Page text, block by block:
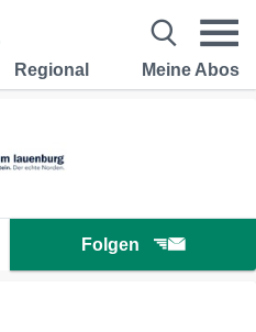
Regional Meine Abos
Folgen